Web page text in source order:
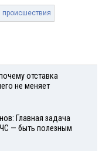
происшествия
отставка
не меняет
Главная задача
— быть полезным